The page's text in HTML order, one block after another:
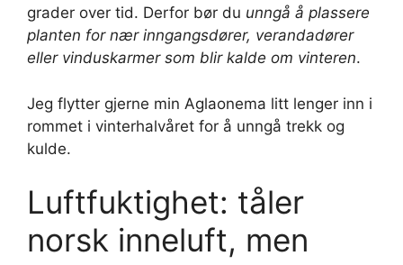
grader over tid. Derfor bør du unngå å plassere
planten for nær inngangsdører, verandadører
eller vinduskarmer som blir kalde om vinteren.
Jeg flytter gjerne min Aglaonema litt lenger inn i
rommet i vinterhalvåret for å unngå trekk og
kulde.
Luftfuktighet: tåler
norsk inneluft, men